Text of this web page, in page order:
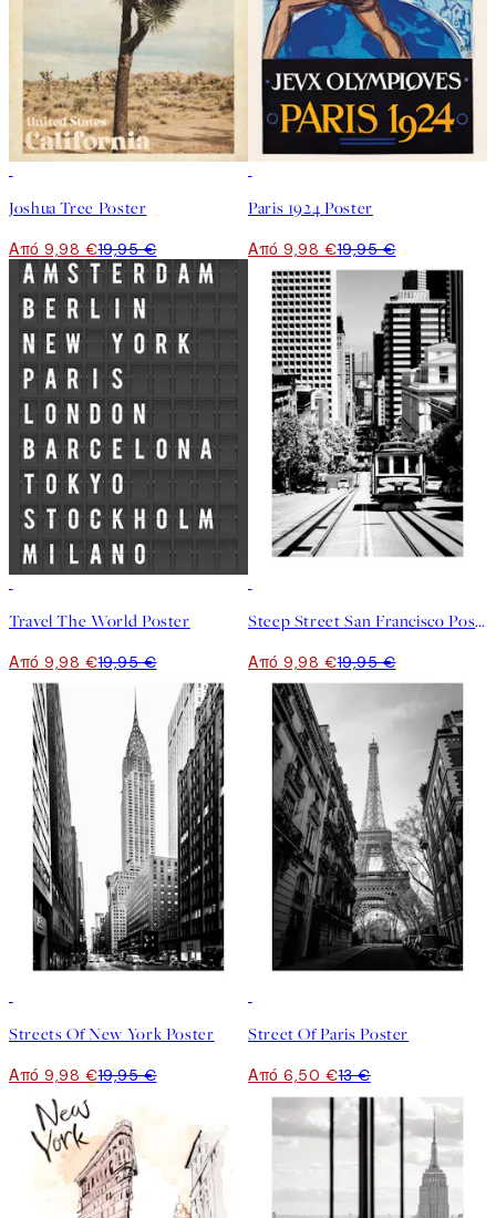
Joshua Tree Poster
Από 9,98 €19,95 €
Paris 1924 Poster
Από 9,98 €19,95 €
Travel The World Poster
Από 9,98 €19,95 €
Steep Street San Francisco Poster
Από 9,98 €19,95 €
Streets Of New York Poster
Από 9,98 €19,95 €
Street Of Paris Poster
Από 6,50 €13 €